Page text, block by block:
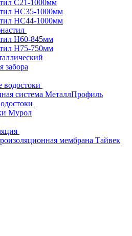
С21-1000мм
HC35-1000мм
НС44-1000мм
Н60-845мм
H75-750мм
забора
водостоки
система МеталлПрофиль
Мурол
мембрана Тайвек